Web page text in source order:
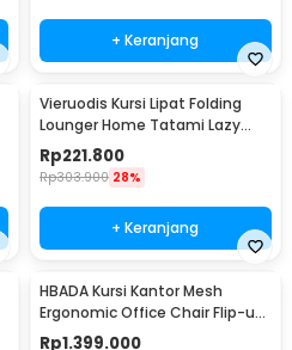
+ Keranjang
Vieruodis Kursi Lipat Folding
Lounger Home Tatami Lazy
Sofa 6 Grids - VDS14
Rp221.800
Rp303.900 28%
+ Keranjang
HBADA Kursi Kantor Mesh
Ergonomic Office Chair Flip-up
Arms - HDNY163WM
Rp1.399.000